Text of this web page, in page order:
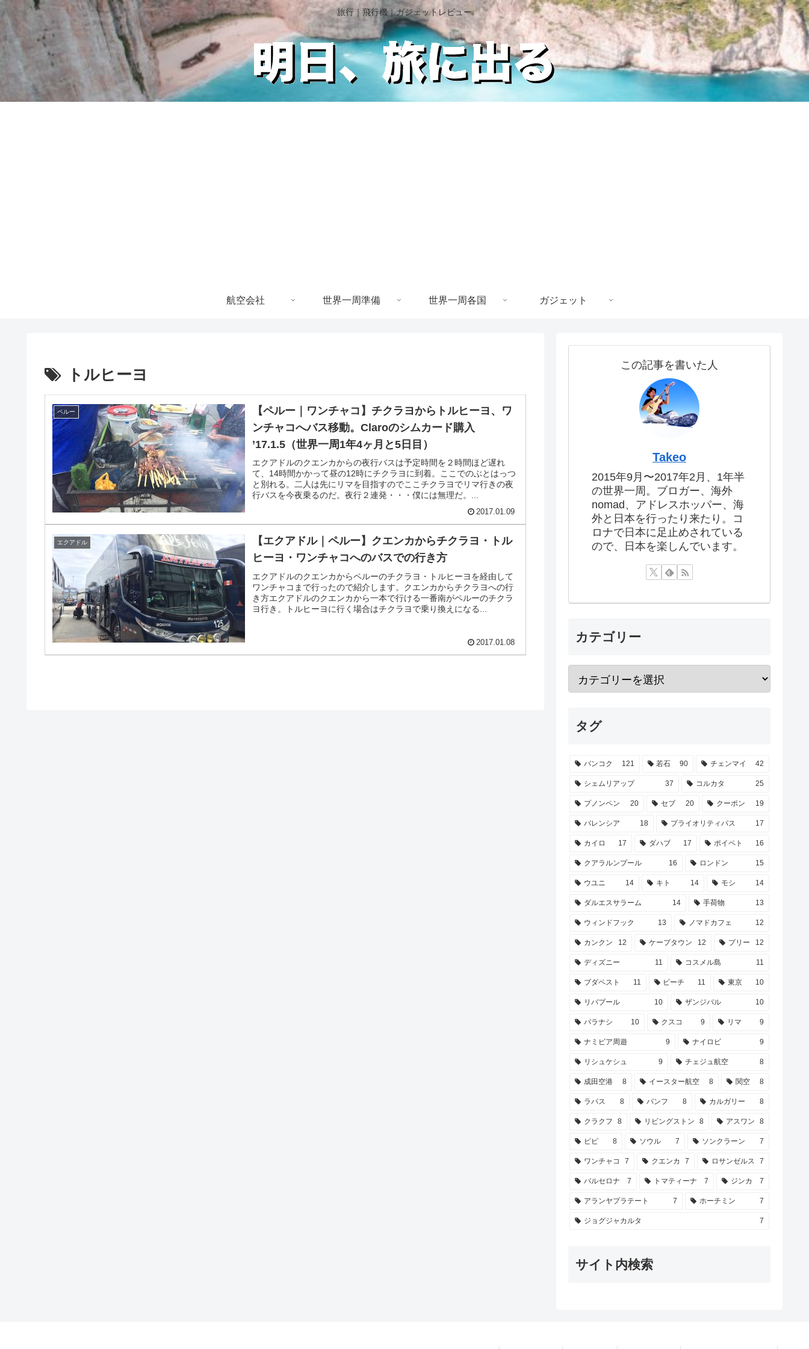
旅行｜飛行機｜ガジェットレビュー
航空会社 世界一周準備 世界一周各国 ガジェット
トルヒーヨ
ペルー
【ペルー｜ワンチャコ】チクラヨからトルヒーヨ、ワ
ンチャコへバス移動。Claroのシムカード購入
’17.1.5（世界一周1年4ヶ月と5日目）
エクアドルのクエンカからの夜行バスは予定時間を２時間ほど遅れ
て、14時間かかって昼の12時にチクラヨに到着。ここでのぶとはっつ
と別れる。二人は先にリマを目指すのでここチクラヨでリマ行きの夜
行バスを今夜乗るのだ。夜行２連発・・・僕には無理だ。...
2017.01.09
エクアドル
【エクアドル｜ペルー】クエンカからチクラヨ・トル
ヒーヨ・ワンチャコへのバスでの行き方
エクアドルのクエンカからペルーのチクラヨ・トルヒーヨを経由して
ワンチャコまで行ったので紹介します。クエンカからチクラヨへの行
き方エクアドルのクエンカから一本で行ける一番南がペルーのチクラ
ヨ行き。トルヒーヨに行く場合はチクラヨで乗り換えになる...
2017.01.08
この記事を書いた人
Takeo
2015年9月〜2017年2月、1年半
の世界一周。ブロガー、海外
nomad、アドレスホッパー、海
外と日本を行ったり来たり。コ
ロナで日本に足止めされている
ので、日本を楽しんでいます。
カテゴリー
タグ
バンコク 121 若石 90 チェンマイ 42
シェムリアップ 37 コルカタ 25
プノンペン 20 セブ 20 クーポン 19
バレンシア 18 プライオリティパス 17
カイロ 17 ダハブ 17 ポイペト 16
クアラルンプール 16 ロンドン 15
ウユニ 14 キト 14 モシ 14
ダルエスサラーム 14 手荷物 13
ウィンドフック 13 ノマドカフェ 12
カンクン 12 ケープタウン 12 プリー 12
ディズニー 11 コスメル島 11
ブダペスト 11 ビーチ 11 東京 10
リバプール 10 ザンジバル 10
バラナシ 10 クスコ 9 リマ 9
ナミビア周遊 9 ナイロビ 9
リシュケシュ 9 チェジュ航空 8
成田空港 8 イースター航空 8 関空 8
ラパス 8 バンフ 8 カルガリー 8
クラクフ 8 リビングストン 8 アスワン 8
ピピ 8 ソウル 7 ソンクラーン 7
ワンチャコ 7 クエンカ 7 ロサンゼルス 7
バルセロナ 7 トマティーナ 7 ジンカ 7
アランヤプラテート 7 ホーチミン 7
ジョグジャカルタ 7
サイト内検索